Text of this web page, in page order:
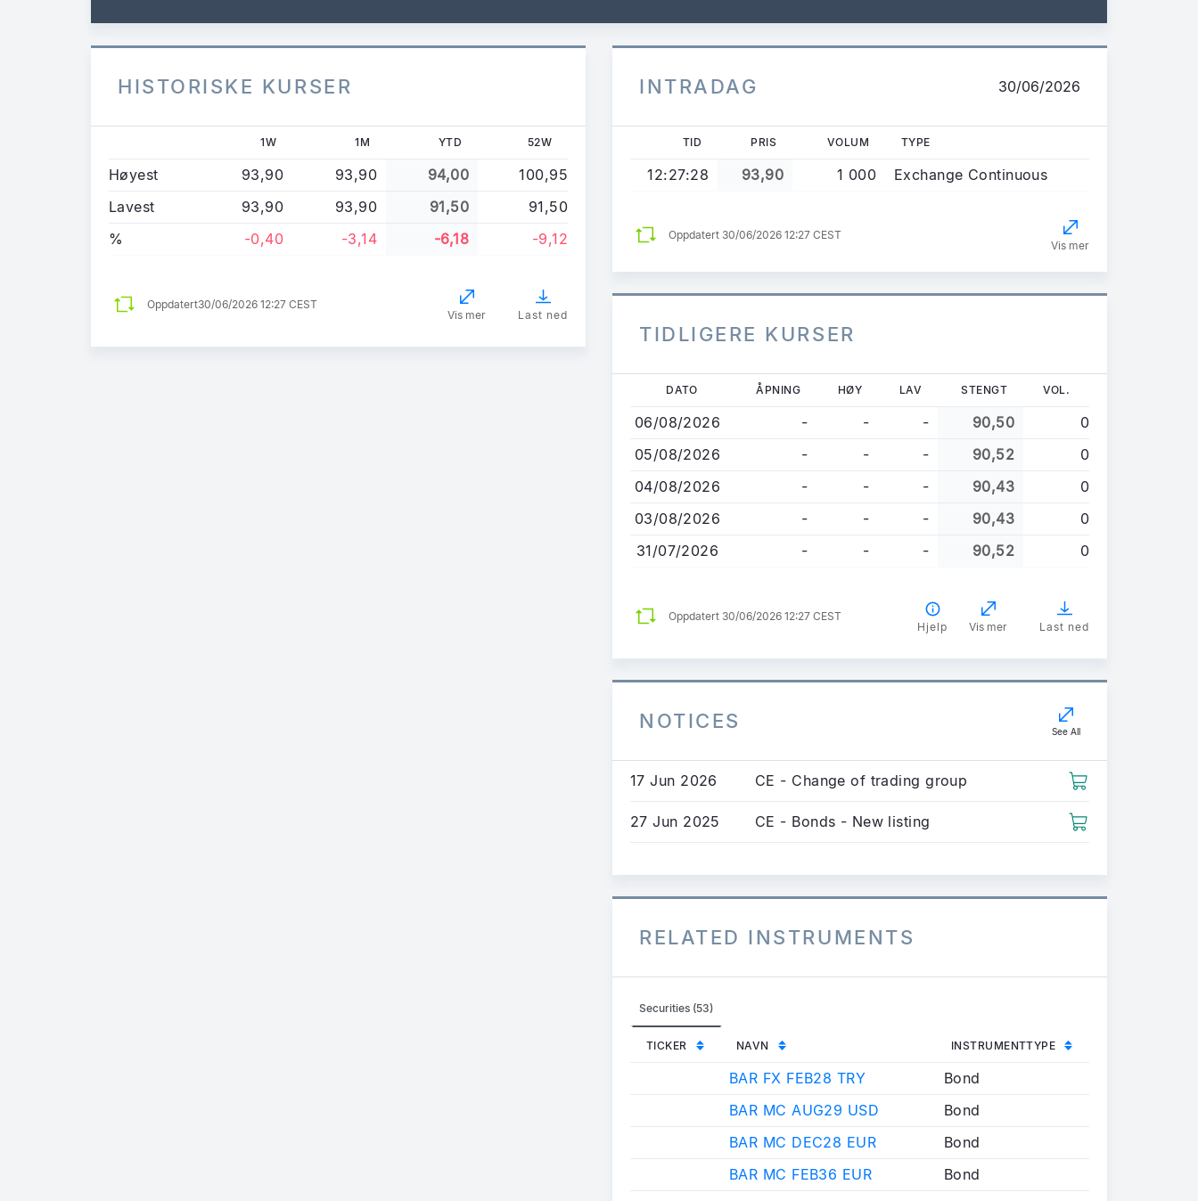
HISTORISKE KURSER
1W 1M YTD 52W
Høyest 93,90 93,90 94,00
100,95
Lavest
93,90 93,90 91,50
91,50
%
-0,40 -3,14 -6,18 -9,12
Oppdatert30/06/2026 12:27 CEST
Vis mer
Last ned
INTRADAG 30/06/2026
TID PRIS VOLUM TYPE
12:27:28 93,90 1 000 Exchange Continuous
Oppdatert 30/06/2026 12:27 CEST
Vis mer
TIDLIGERE KURSER
Hopp
hovedinnhold
DATO ÅPNING HØY LAV STENGT VOL.
06/08/2026 - - - 90,50
0
05/08/2026
- - - 90,52
0
04/08/2026
- - - 90,43
0
03/08/2026
- - - 90,43
0
31/07/2026
- - - 90,52 0
Oppdatert 30/06/2026 12:27 CEST
Hjelp
Vis mer Last ned
NOTICES See All
17 Jun 2026 CE - Change of trading group
27 Jun 2025 CE - Bonds - New listing
RELATED INSTRUMENTS
Securities (53)
TICKER NAVN INSTRUMENTTYPE
BAR FX FEB28 TRY
Bond
BAR MC AUG29 USD
Bond
BAR MC DEC28 EUR
Bond
BAR MC FEB36 EUR
Bond